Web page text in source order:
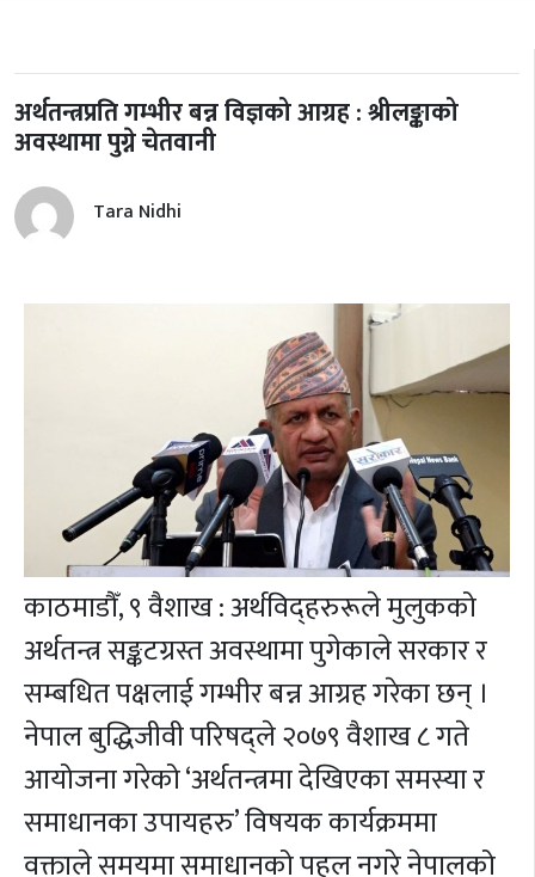
अर्थतन्त्रप्रति गम्भीर बन्न विज्ञको आग्रह : श्रीलङ्काको
अवस्थामा पुग्ने चेतवानी
Tara Nidhi
काठमाडौँ, ९ वैशाख : अर्थविद्हरुरूले मुलुकको
अर्थतन्त्र सङ्कटग्रस्त अवस्थामा पुगेकाले सरकार र
सम्बधित पक्षलाई गम्भीर बन्न आग्रह गरेका छन् ।
नेपाल बुद्धिजीवी परिषद्ले २०७९ वैशाख ८ गते
आयोजना गरेको ‘अर्थतन्त्रमा देखिएका समस्या र
समाधानका उपायहरु’ विषयक कार्यक्रममा
वक्ताले समयमा समाधानको पहल नगरे नेपालको